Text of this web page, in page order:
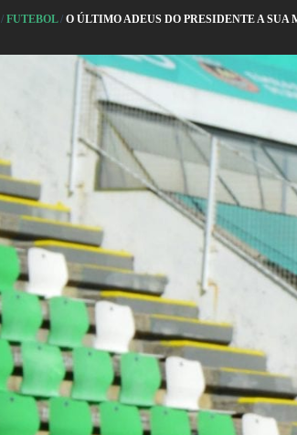
/FUTEBOL/O ÚLTIMO ADEUS DO PRESIDENTE A SUA